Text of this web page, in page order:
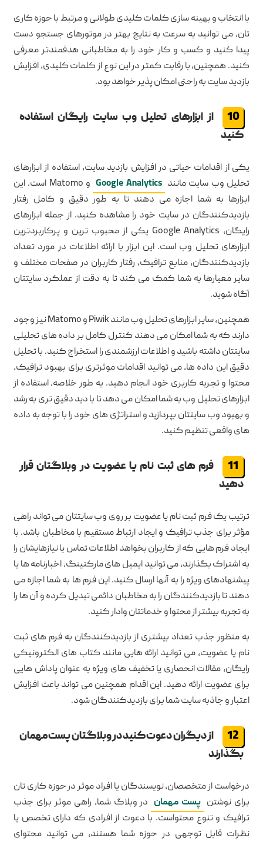
با انتخاب و بهینه سازی کلمات کلیدی طولانی و مرتبط با حوزه کاری
تان، می توانید به سرعت به نتایج بهتر در موتورهای جستجو دست
پیدا کنید و کسب و کار خود را به مخاطبانی هدفمندتر معرفی
کنید. همچنین، با رقابت کمتر در این نوع از کلمات کلیدی، افزایش
بازدید سایت به راحتی امکان پذیر خواهد بود.
از ابزارهای تحلیل وب سایت رایگان استفاده
کنید
یکی از اقدامات حیاتی در افزایش بازدید سایت، استفاده از ابزارهای
تحلیل وب سایت مانند Google Analytics
و Matomo است. این
ابزارها به شما اجازه می دهند تا به طور دقیق و کامل رفتار
بازدیدکنندگان در سایت خود را مشاهده کنید. از جمله ابزارهای
رایگان، Google Analytics یکی از محبوب ترین و پرکاربردترین
ابزارهای تحلیل وب است. این ابزار با ارائه اطلاعات در مورد تعداد
بازدیدکنندگان، منابع ترافیک، رفتار کاربران در صفحات مختلف و
سایر معیارها به شما کمک می کند تا به دقت از عملکرد سایتتان
آگاه شوید.
همچنین، سایر ابزارهای تحلیل وب مانند Piwik و Matomo نیز وجود
دارند که به شما امکان می دهند کنترل کامل بر داده های تحلیلی
سایتتان داشته باشید و اطلاعات ارزشمندی را استخراج کنید. با تحلیل
دقیق این داده ها، می توانید اقدامات موثرتری برای بهبود ترافیک،
محتوا و تجربه کاربری خود انجام دهید. به طور خلاصه، استفاده از
ابزارهای تحلیل وب به شما امکان می دهد تا با دید دقیق تری به رشد
و بهبود وب سایتتان بپردازید و استراتژی های خود را با توجه به داده
های واقعی تنظیم کنید.
فرم های ثبت نام یا عضویت در وبلاگتان قرار
دهید
ترتیب یک فرم ثبت نام یا عضویت بر روی وب سایتتان می تواند راهی
مؤثر برای جذب ترافیک و ایجاد ارتباط مستقیم با مخاطبان باشد. با
ایجاد فرم هایی که از کاربران بخواهد اطلاعات تماس یا نیازهایشان را
به اشتراک بگذارند، می توانید ایمیل های مارکتینگ، اخبارنامه ها یا
پیشنهادهای ویژه را به آنها ارسال کنید. این فرم ها به شما اجازه می
دهند تا بازدیدکنندگان را به مخاطبان دائمی تبدیل کرده و آن ها را
به تجربه بیشتر از محتوا و خدماتتان وادار کنید.
به منظور جذب تعداد بیشتری از بازدیدکنندگان به فرم های ثبت
نام یا عضویت، می توانید ارائه هایی مانند کتاب های الکترونیکی
رایگان، مقالات انحصاری یا تخفیف های ویژه به عنوان پاداش هایی
برای عضویت ارائه دهید. این اقدام همچنین می تواند باعث افزایش
اعتبار و جاذبه سایت شما برای بازدیدکنندگان شود.
از دیگران دعوت کنید در وبلاگتان پست مهمان
بگذارند
درخواست از متخصصان، نویسندگان یا افراد موثر در حوزه کاری تان
برای نوشتن پست مهمان در وبلاگ شما، راهی موثر برای جذب
ترافیک و تنوع محتواست. با دعوت از افرادی که دارای تخصص یا
نظرات قابل توجهی در حوزه شما هستند، می توانید محتوای